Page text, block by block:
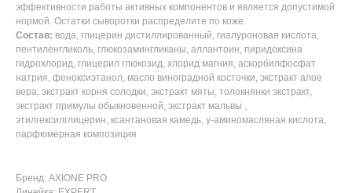
эффективности работы активных компонентов и является допустимой
нормой. Остатки сыворотки распределите по коже.
Состав: вода, глицерин дистиллированный, гиалуроновая кислота,
пентиленгликоль, глюкозамингликаны, аллантоин, пиридоксина
гидрохлорид, глицерил глюкозид, хлорид магния, аскорбилфосфат
натрия, феноксиэтанол, масло виноградной косточки, экстракт алое
вера, экстракт корня солодки, экстракт мяты, толокнянки экстракт,
экстракт примулы обыкновенной, экстракт мальвы ,
этилгексилглицерин, ксантановая камедь, γ-аминомасляная кислота,
парфюмерная композиция
Бренд: AXIONE PRO